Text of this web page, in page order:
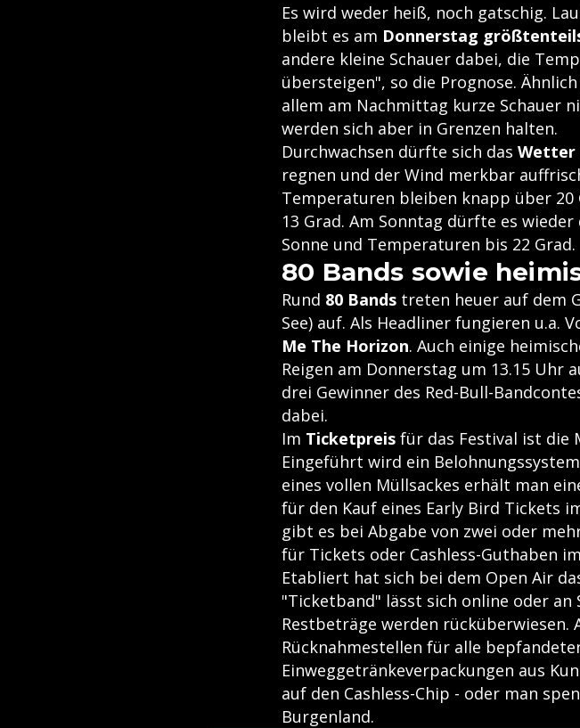
Es wird weder heiß, noch gatschig.
bleibt es am Donnerstag
andere kleine Schauer dabei, die
übersteigen", so die Prognose.
allem am Nachmittag kurze Schauer
werden sich aber in Grenzen halten.
Durchwachsen dürfte sich das Wetter
regnen und der Wind merkbar
Temperaturen bleiben knapp über
13 Grad. Am Sonntag dürfte es
Sonne und Temperaturen bis 22 Grad.
80 Bands sowie
Rund 80 Bands treten heuer auf dem
See) auf. Als Headliner fungieren u.a.
Me The Horizon. Auch einige
Reigen am Donnerstag um 13.15 Uhr
drei Gewinner des Red-Bull-
dabei.
Im Ticketpreis für das Festival ist
Eingeführt wird ein
eines vollen Müllsackes erhält man
für den Kauf eines Early Bird Tickets
gibt es bei Abgabe von zwei oder
für Tickets oder Cashless-Guthaben
Etabliert hat sich bei dem Open Air
"Ticketband" lässt sich online oder an
Restbeträge werden rücküberwiesen.
Rücknahmestellen für alle
Einweggetränkeverpackungen aus
auf den Cashless-Chip - oder man
Burgenland.